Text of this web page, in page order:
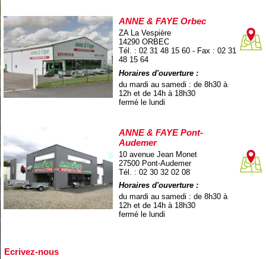
ANNE & FAYE Orbec
ZA La Vespière
14290 ORBEC
Tél. : 02 31 48 15 60 - Fax : 02 31
48 15 64
Horaires d'ouverture :
du mardi au samedi : de 8h30 à
12h et de 14h à 18h30
fermé le lundi
ANNE & FAYE Pont-
Audemer
10 avenue Jean Monet
27500 Pont-Audemer
Tél. : 02 30 32 02 08
Horaires d'ouverture :
du mardi au samedi : de 8h30 à
12h et de 14h à 18h30
fermé le lundi
Ecrivez-nous